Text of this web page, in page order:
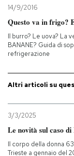
I MIEI
SHOP
CALENDARIO
Entra
14/9/2016
Questo va in frigo?
Il burro? Le uova? La
BANANE? Guida di
refrigerazione
Altri articoli su
3/3/2025
Le novità sul caso
Il corpo della donna
Trieste a gennaio del